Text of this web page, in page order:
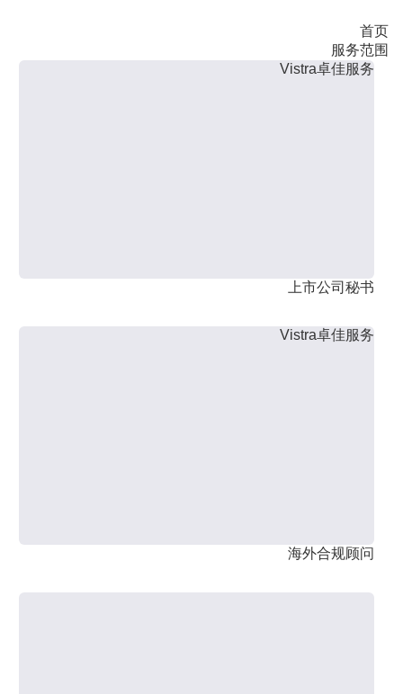
首页
服务范围
Vistra卓佳服务
上市公司秘书
Vistra卓佳服务
海外合规顾问